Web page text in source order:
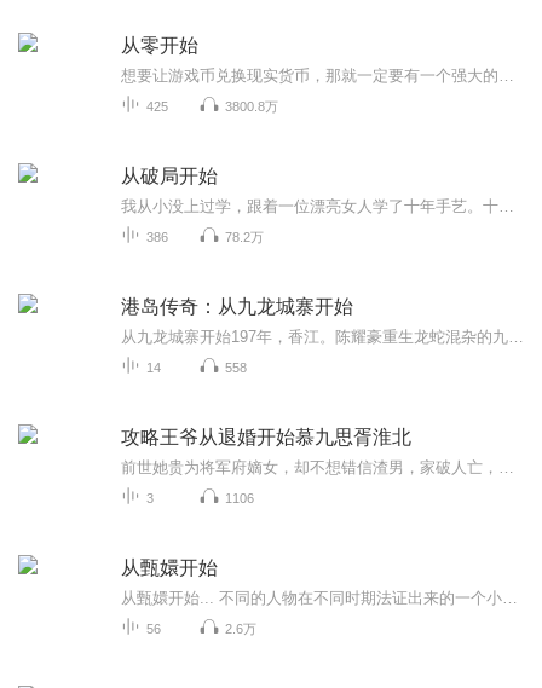
从零开始
425 3800.8万
从破局开始
386 78.2万
港岛传奇：从九龙城寨开始
14 558
攻略王爷从退婚开始慕九思胥淮北
3 1106
从甄嬛开始
56 2.6万